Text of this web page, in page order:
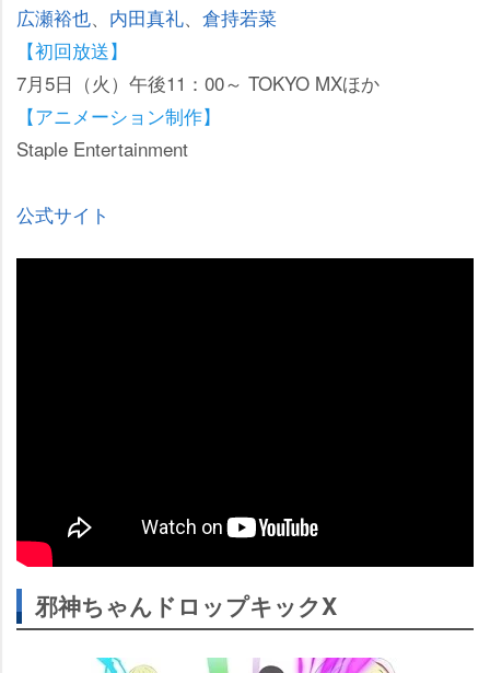
広瀬裕也、 内田真礼、 倉持若菜
【初回放送】
7月5日（火）午後11：00～ TOKYO MXほか
【アニメーション制作】
Staple Entertainment
公式サイト
邪神ちゃんドロップキックX